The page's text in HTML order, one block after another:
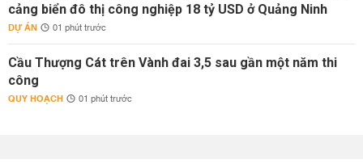
cảng biển đô thị công nghiệp 18 tỷ USD ở Quảng Ninh
DỰ ÁN 01 phút trước
Cầu Thượng Cát trên Vành đai 3,5 sau gần một năm thi
công
QUY HOẠCH 01 phút trước